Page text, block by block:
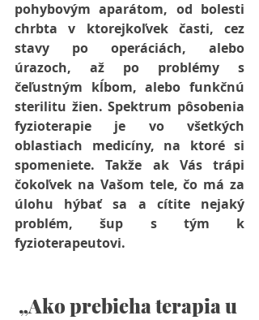
pohybovým aparátom, od bolesti
chrbta
stavy po operáciách, alebo
úrazoch, až po problémy s
čeľustným kĺbom, alebo funkčnú
sterilitu žien. Spektrum pôsobenia
fyzioterapie je vo všetkých
oblastiach medicíny, na ktoré si
spomeniete. Takže ak Vás trápi
čokoľvek na Vašom tele, čo má za
úlohu hýbať sa a cítite nejaký
problém, šup s tým k
fyzioterapeutovi.
„Ako prebieha terapia u